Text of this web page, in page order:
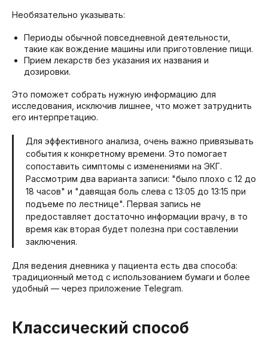
Необязательно указывать:
Периоды обычной повседневной деятельности,
такие как вождение машины или приготовление пищи.
Прием лекарств без указания их названия и
дозировки.
Это поможет собрать нужную информацию для
исследования, исключив лишнее, что может затруднить
его интерпретацию.
Для эффективного анализа, очень важно привязывать
события к конкретному времени. Это помогает
сопоставить симптомы с изменениями на ЭКГ.
Рассмотрим два варианта записи: "было плохо с 12 до
18 часов" и "давящая боль слева с 13:05 до 13:15 при
подъеме по лестнице". Первая запись не
предоставляет достаточно информации врачу, в то
время как вторая будет полезна при составлении
заключения.
Для ведения дневника у пациента есть два способа:
традиционный метод с использованием бумаги и более
удобный — через приложение Telegram.
Классический способ